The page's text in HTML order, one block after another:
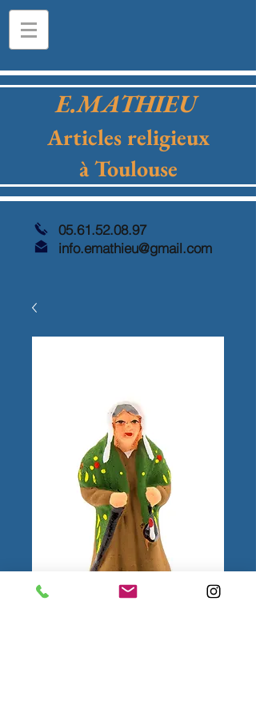
E.MATHIEU
Articles religieux
à Toulouse
05.61.52.08.97
info.emathieu@gmail.com